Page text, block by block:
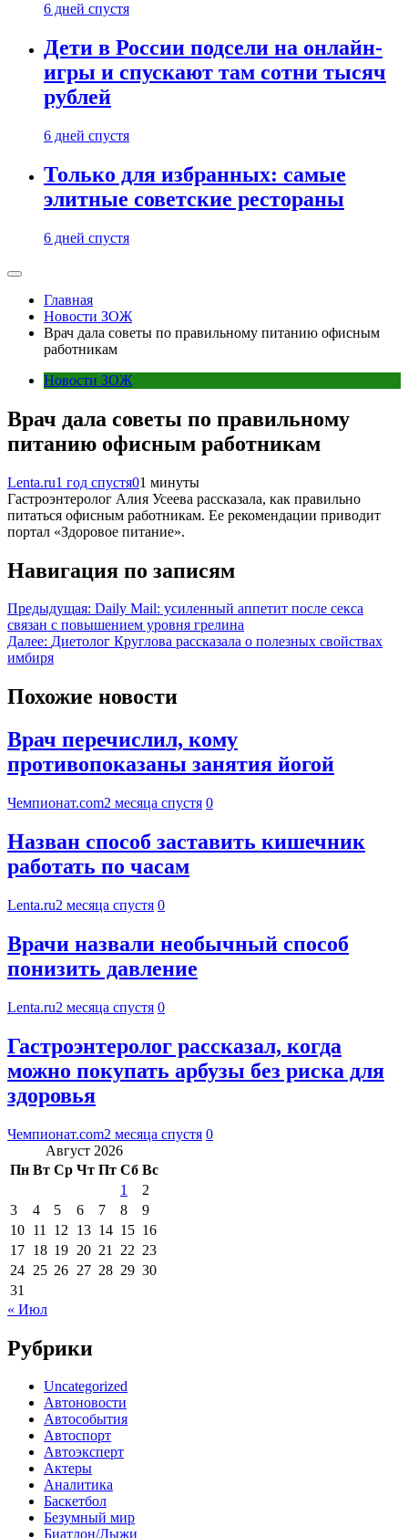
6 дней спустя
Дети в России подсели на онлайн-
игры и спускают там сотни тысяч
рублей
6 дней спустя
Только для избранных: самые
элитные советские рестораны
6 дней спустя
Главная
Новости ЗОЖ
Врач дала советы по правильному питанию офисным
работникам
Новости ЗОЖ
Врач дала советы по правильному
питанию офисным работникам
Lenta.ru1 год спустя01 минуты
Гастроэнтеролог Алия Усеева рассказала, как правильно
питаться офисным работникам. Ее рекомендации приводит
портал «Здоровое питание».
Навигация по записям
Предыдущая: Daily Mail: усиленный аппетит после секса
связан с повышением уровня грелина
Далее: Диетолог Круглова рассказала о полезных свойствах
имбиря
Похожие новости
Врач перечислил, кому
противопоказаны занятия йогой
Чемпионат.com2 месяца спустя 0
Назван способ заставить кишечник
работать по часам
Lenta.ru2 месяца спустя 0
Врачи назвали необычный способ
понизить давление
Lenta.ru2 месяца спустя 0
Гастроэнтеролог рассказал, когда
можно покупать арбузы без риска для
здоровья
Чемпионат.com2 месяца спустя 0
Август 2026
Пн Вт Ср Чт Пт Сб Вс
1
2
3
4 5 6 7 8
9
10 11 12 13 14 15 16
17 18 19 20 21 22 23
24 25 26 27 28 29 30
31
« Июл
Рубрики
Uncategorized
Автоновости
Автособытия
Автоспорт
Автоэксперт
Актеры
Аналитика
Баскетбол
Безумный мир
Биатлон/Лыжи